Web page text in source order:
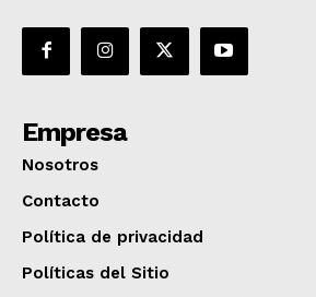
Empresa
Nosotros
Contacto
Política de privacidad
Políticas del Sitio